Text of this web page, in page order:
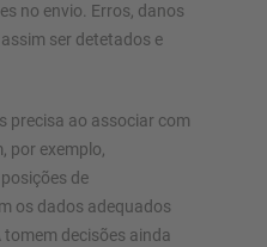
no envio. Erros, danos
ser detetados e
precisa ao associar com
por exemplo,
de
os dados adequados
decisões ainda